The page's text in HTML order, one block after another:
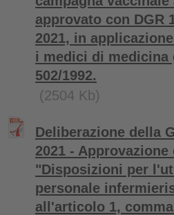
approvato con DGR
2021, in
i medici di medicina
502/1992.
(2504 Kb)
Deliberazione della
2021 -
"Disposizioni per
personale
all'articolo 1,